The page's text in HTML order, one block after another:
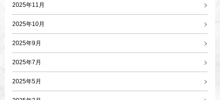
2025年11月
2025年10月
2025年9月
2025年7月
2025年5月